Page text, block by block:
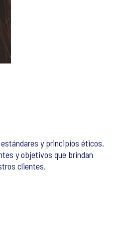
y principios éticos.
y objetivos que brindan
clientes.